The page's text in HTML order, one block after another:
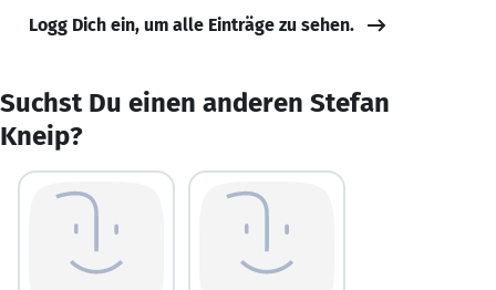
Logg Dich ein, um alle Einträge zu sehen.
Suchst Du einen anderen Stefan
Kneip?